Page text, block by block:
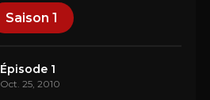
Saison 1
Épisode 1
Oct. 25, 2010